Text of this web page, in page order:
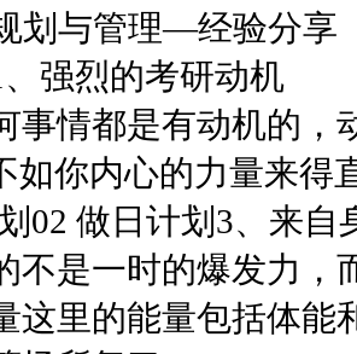
划与管理—经验分享
强烈的考研动机
事情都是有动机的，
如你内心的力量来得
02 做日计划3、来
不是一时的爆发力，
这里的能量包括体能